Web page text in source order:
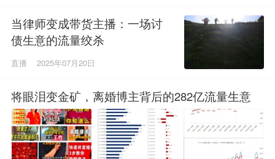
当律师变成带货主播：一场讨
债生意的流量绞杀
直播 2025年07月20日
将眼泪变金矿，离婚博主背后的282亿流量生意